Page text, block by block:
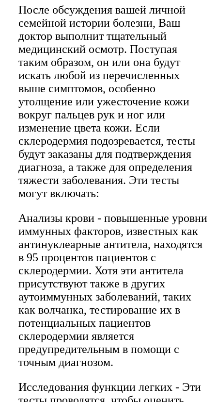
После обсуждения вашей личной
семейной истории болезни, Ваш
доктор выполнит тщательный
медицинский осмотр. Поступая
таким образом, он или она будут
искать любой из перечисленных
выше симптомов, особенно
утолщение или ужесточение кожи
вокруг пальцев рук и ног или
изменение цвета кожи. Если
склеродермия подозревается, тесты
будут заказаны для подтверждения
диагноза, а также для определения
тяжести заболевания. Эти тесты
могут включать:
Анализы крови - повышенные уровни
иммунных факторов, известных как
антинуклеарные антитела, находятся
в 95 процентов пациентов с
склеродермии. Хотя эти антитела
присутствуют также в других
аутоиммунных заболеваний, таких
как волчанка, тестирование их в
потенциальных пациентов
склеродермии является
предупредительным в помощи с
точным диагнозом.
Исследования функции легких - Эти